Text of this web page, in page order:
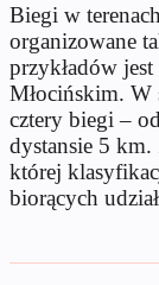
Biegi w
organizowane
przykładów
Młocińskim. W
cztery biegi –
dystansie 5
której
biorących